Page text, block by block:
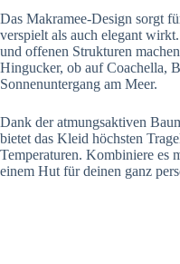
Das Makramee-Design sorgt
verspielt als auch elegant
und offenen Strukturen
Hingucker, ob auf Coachella,
Sonnenuntergang am Meer.
Dank der atmungsaktiven
bietet das Kleid höchsten
Temperaturen. Kombiniere es
einem Hut für deinen ganz